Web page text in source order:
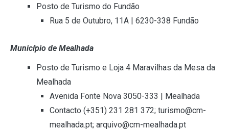
Posto de Turismo do Fundão
Rua 5 de Outubro, 11A | 6230-338 Fundão
Município de Mealhada
Posto de Turismo e Loja 4 Maravilhas da Mesa da
Mealhada
Avenida Fonte Nova 3050-333 | Mealhada
Contacto (+351) 231 281 372; turismo@cm-
mealhada.pt; arquivo@cm-mealhada.pt